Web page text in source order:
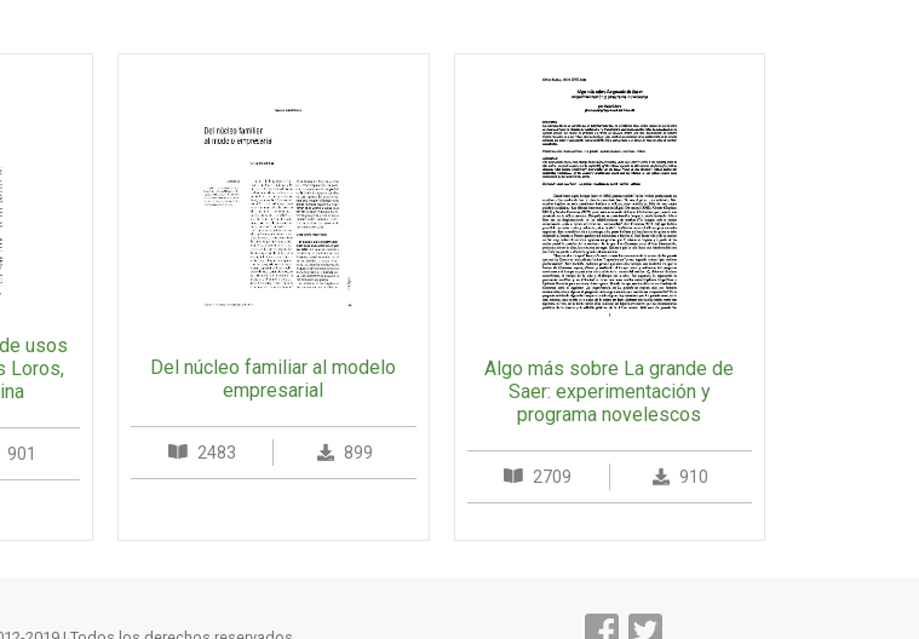
usos
Loros,
901
Del núcleo familiar al modelo
empresarial
2483 899
Algo más sobre La grande de
Saer: experimentación y
programa novelescos
2709 910